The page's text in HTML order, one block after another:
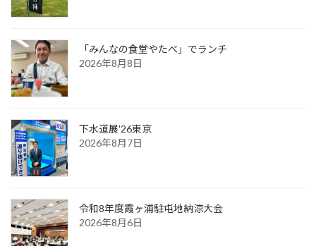
「みんなの食堂やたべ」でランチ
2026年8月8日
下水道展'26東京
2026年8月7日
令和8年度霞ヶ浦駐屯地納涼大会
2026年8月6日